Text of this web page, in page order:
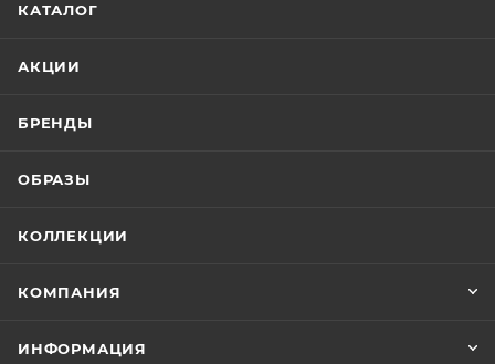
КАТАЛОГ
АКЦИИ
БРЕНДЫ
ОБРАЗЫ
КОЛЛЕКЦИИ
КОМПАНИЯ
ИНФОРМАЦИЯ